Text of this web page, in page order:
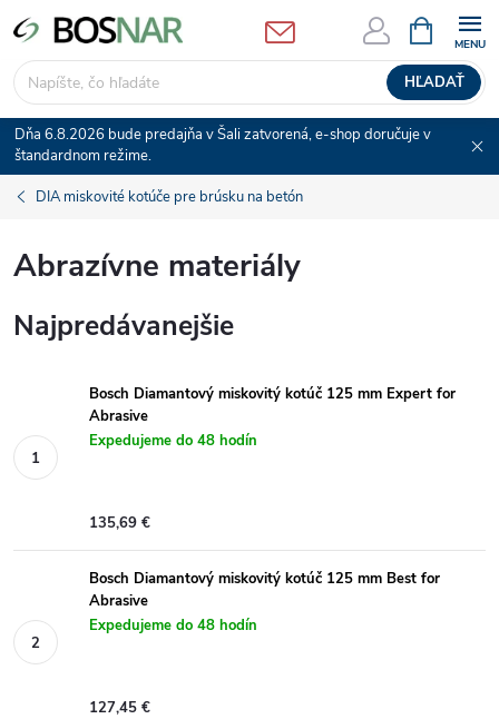
Prejsť
na
obsah
HĽADAŤ
KOŠÍK
Dňa 6.8.2026 bude predajňa v Šali zatvorená, e-shop doručuje v
štandardnom režime.
DIA miskovité kotúče pre brúsku na betón
Abrazívne materiály
Najpredávanejšie
Bosch Diamantový miskovitý kotúč 125 mm Expert for
Abrasive
Expedujeme do 48 hodín
135,69 €
Bosch Diamantový miskovitý kotúč 125 mm Best for
Abrasive
Expedujeme do 48 hodín
127,45 €